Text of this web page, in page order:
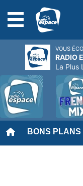
BONS PLANS
VOUS
RADIO
La Plus